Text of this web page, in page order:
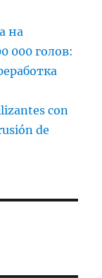
на
000 голов:
con
de